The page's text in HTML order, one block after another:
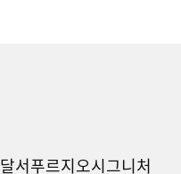
달서푸르지오시그니처